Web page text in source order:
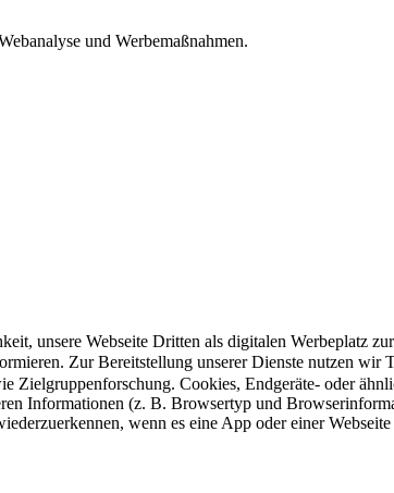
und Werbemaßnahmen.
unsere Webseite Dritten als digitalen Werbeplatz
Zur Bereitstellung unserer Dienste nutzen wir
Zielgruppenforschung. Cookies, Endgeräte- oder
Informationen (z. B. Browsertyp und
wenn es eine App oder einer